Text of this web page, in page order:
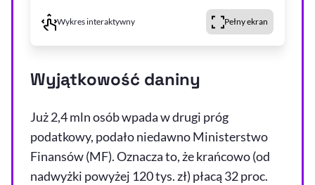
Wykres interaktywny Pełny ekran
Wyjątkowość daniny
Już 2,4 mln osób wpada w drugi próg
podatkowy, podało niedawno Ministerstwo
Finansów (MF). Oznacza to, że krańcowo (od
nadwyżki powyżej 120 tys. zł) płacą 32 proc.